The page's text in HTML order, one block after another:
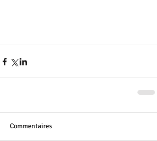
Commentaires